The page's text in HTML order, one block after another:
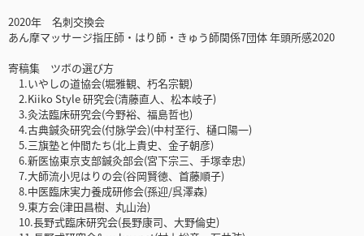
2020年 名刺交換会
あん摩マッサージ指圧師・はり師・きゅう師関係7団体 年頭所感2020
寄稿集 ツボの選び方
1.いやしの道協会(堀雅観、朽名宗観)
2.Kiiko Style 研究会(清藤直人、松本岐子)
3.灸法臨床研究会(今野裕、福島哲也)
4.古典鍼灸研究会(付脉学会)(中村至行、樋口陽一)
5.三旗塾と仲間たち(北上貴史、金子朝彦)
6.新医協東京支部鍼灸部会(宮下宗三、手塚幸忠)
7.大師流小児はりの会(谷岡賢徳、首藤順子)
8.中医臨床実力養成研修会(孫迎/呉澤森)
9.東方会(津田昌樹、丸山治)
10.長野式臨床研究会(長野康司、大野倫史)